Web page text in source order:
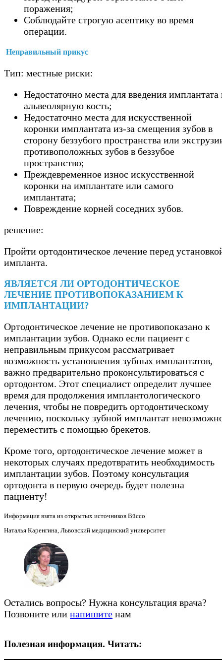
поражения;
Соблюдайте строгую асептику во время
операции.
Неправильный прикус
Тип: местные риски:
Недостаточно места для введения имплантата
альвеолярную кость;
Недостаточно места для искусственной
коронки имплантата из-за смещения зубов в
сторону беззубого пространства или
противоположных зубов в беззубое
пространство;
Преждевременное износ искусственной
коронки на имплантате или самого
имплантата;
Повреждение корней соседних зубов.
решение:
Пройти ортодонтическое лечение перед
импланта.
ЯВЛЯЕТСЯ ЛИ ОРТОДОНТИЧЕСКОЕ
ЛЕЧЕНИЕ ПРОТИВОПОКАЗАНИЕМ К
ИМПЛАНТАЦИИ?
Ортодонтическое лечение не противопоказано к
имплантации зубов. Однако если пациент с
неправильным прикусом рассматривает
возможность установления зубных имплантатов,
важно предварительно проконсультироваться с
ортодонтом. Этот специалист определит лучшее
время для продолжения имплантологического
лечения, чтобы не повредить ортодонтическому
лечению, поскольку зубной имплантат
переместить с помощью брекетов.
Кроме того, ортодонтическое лечение может в
некоторых случаях предотвратить необходимость
имплантации зубов. Поэтому консультация
ортодонта в первую очередь будет полезна
пациенту!
Информация взята из открытых источников Bücco
Наталья Каренгина, Львовский медицинский университет
Остались вопросы? Нужна консультация врача?
Позвоните или напишите нам
Полезная информация. Читать: